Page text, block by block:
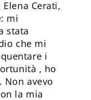
Cerati,
mi
stata
che mi
i
, ho
Non avevo
la mia